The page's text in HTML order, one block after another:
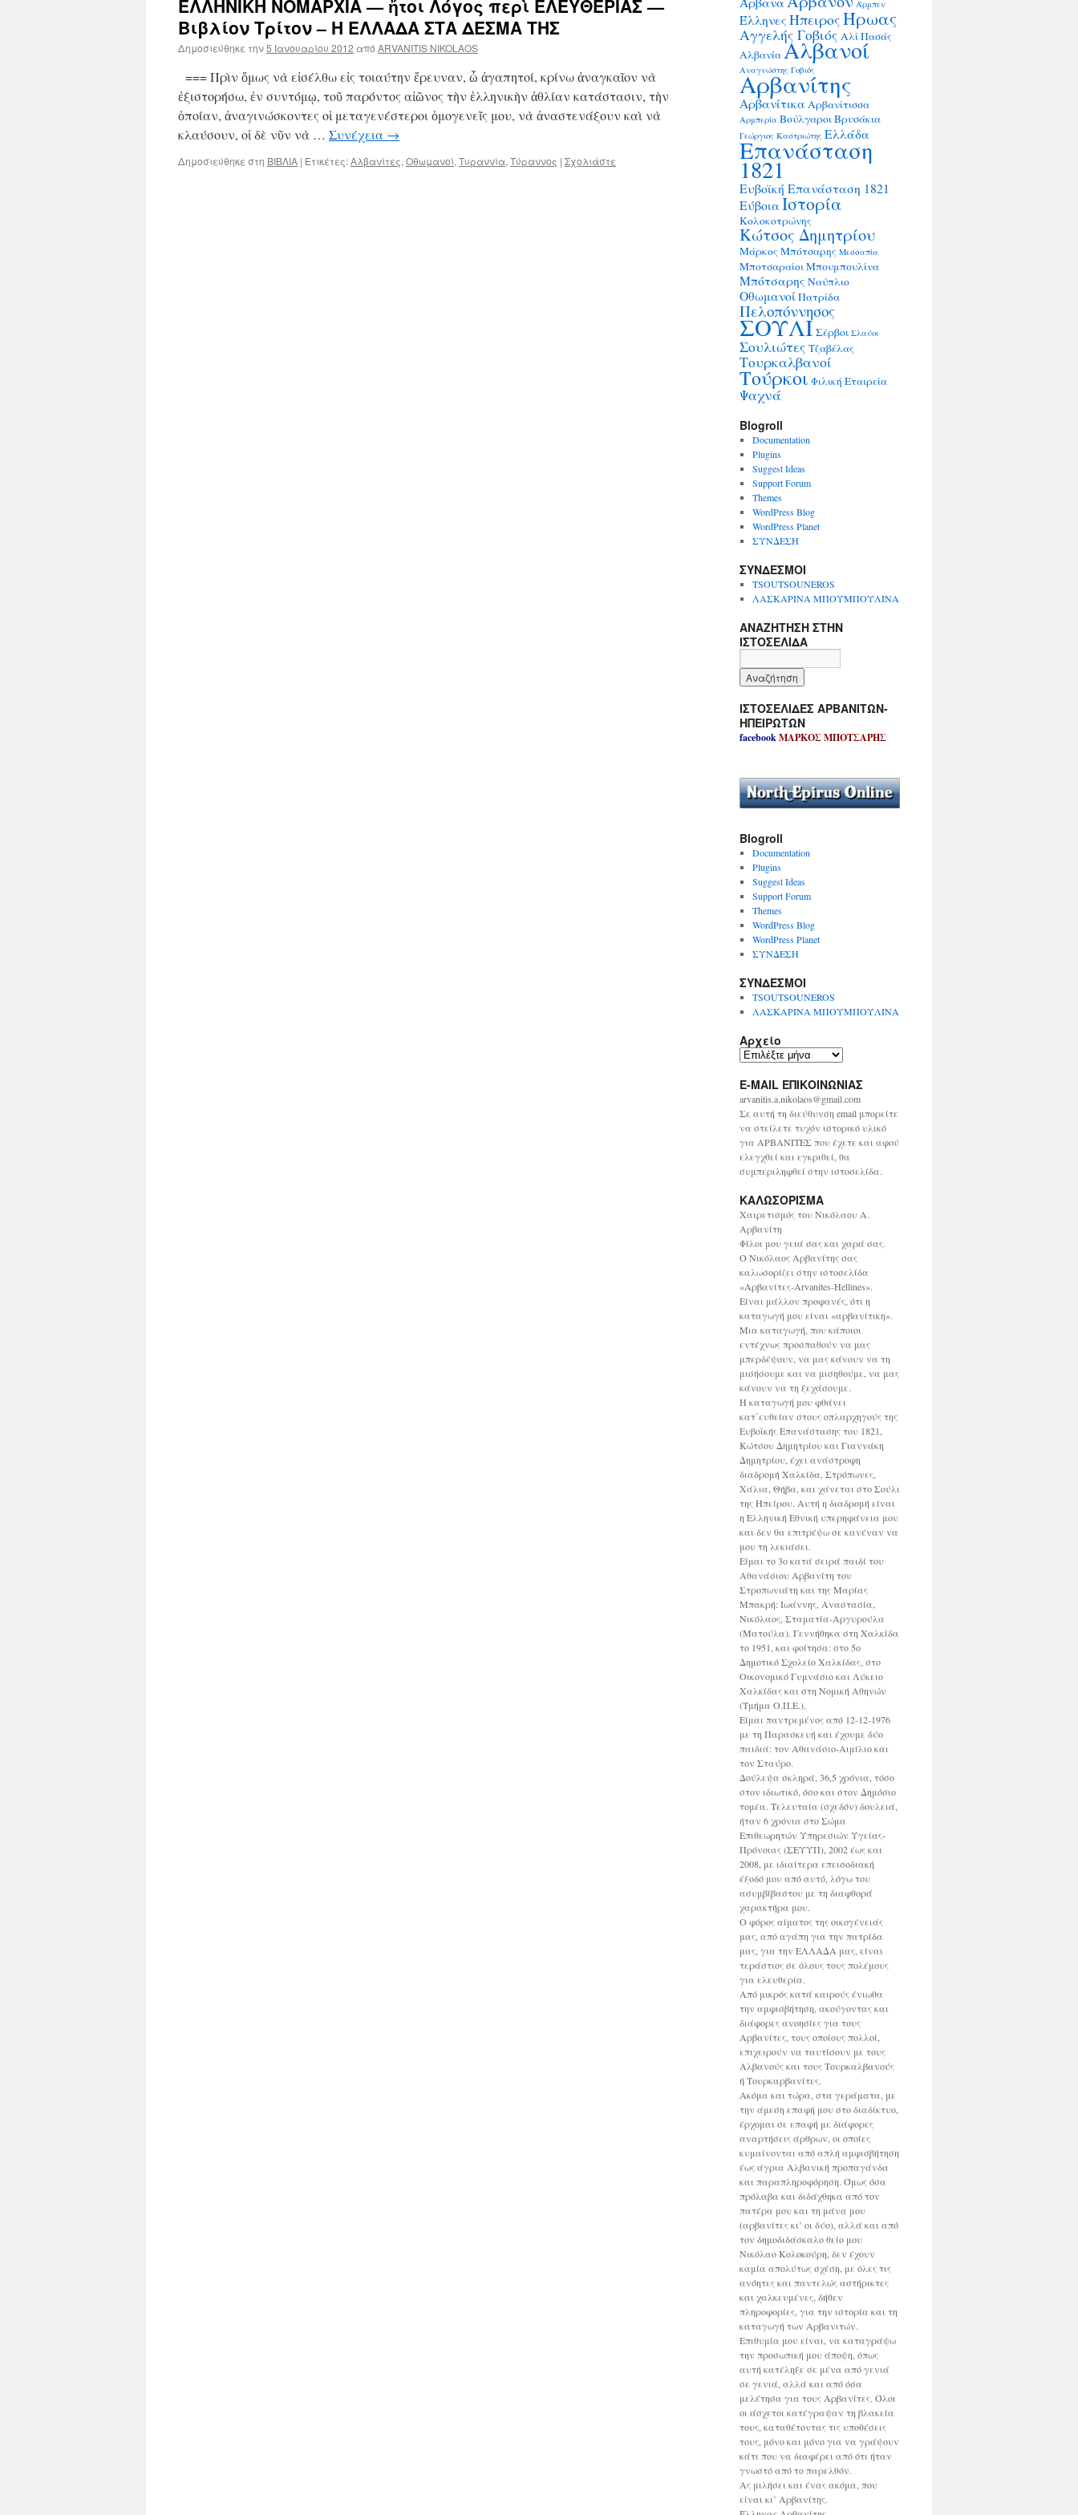
ΕΛΛΗΝΙΚΗ ΝΟΜΑΡΧΙΑ — ἤτοι Λόγος περὶ ΕΛΕΥΘΕΡΙΑΣ —
Βιβλίον Τρίτον – Η ΕΛΛΑΔΑ ΣΤΑ ΔΕΣΜΑ ΤΗΣ
Δημοσιεύθηκε την5 Ιανουαρίου 2012 από ARVANITIS NIKOLAOS
=== Πρὶν ὅμως νὰ εἰσέλθω εἰς τοιαύτην ἔρευναν, ὦ ἀγαπητοί, κρίνω ἀναγκαῖον νὰ
ἐξιστορήσω, ἐν συντόμῳ, τοῦ παρόντος αἰῶνος τὴν ἑλληνικὴν ἀθλίαν κατάστασιν, τὴν
ὁποίαν, ἀναγινώσκοντες οἱ μεταγενέστεροι ὁμογενεῖς μου, νὰ ἀναστενάξουν καὶ νὰ
κλαύσουν, οἱ δὲ νῦν νὰ … Συνέχεια →
Δημοσιεύθηκε στη ΒΙΒΛΙΑ | Ετικέτες:Αλβανίτες, Οθωμανοί, Τυραννία, Τύραννος | Σχολιάστε
Άρμπεν
Έλληνες ΉπειροςΉρωας
Αγγελής Γοβιός Αλί Πασάς
ΑλβανίαΑλβανοί
Αναγνώστης Γοβιός
Αρβανίτης
Αρβανίτικα Αρβανίτισσα
Αρμπερία ΒούλγαροιΒρυσάκια
Γεώργιος Καστριώτης Ελλάδα
Επανάσταση
1821
Ευβοϊκή Επανάσταση 1821
Εύβοια Ιστορία
Κολοκοτρώνης
Κώτσος Δημητρίου
Μάρκος Μπότσαρης Μεσσαπία
ΜποτσαραίοιΜπουμπουλίνα
Μπότσαρης Ναύπλιο
ΟθωμανοίΠατρίδα
Πελοπόννησος
ΣΟΥΛΙ Σέρβοι Σλαύοι
Σουλιώτες Τζαβέλας
Τουρκαλβανοί
Τούρκοι Φιλική Εταιρεία
Ψαχνά
Blogroll
Documentation
Plugins
Suggest Ideas
Support Forum
Themes
WordPress Blog
WordPress Planet
ΣΥΝΔΕΣΗ
ΣΥΝΔΕΣΜΟΙ
TSOUTSOUNEROS
ΛΑΣΚΑΡΙΝΑ ΜΠΟΥΜΠΟΥΛΙΝΑ
ΑΝΑΖΗΤΗΣΗ ΣΤΗΝ
ΙΣΤΟΣΕΛΙΔΑ
ΙΣΤΟΣΕΛΙΔΕΣ ΑΡΒΑΝΙΤΩΝ-
ΗΠΕΙΡΩΤΩΝ
facebookΜΑΡΚΟΣ ΜΠΟΤΣΑΡΗΣ
Blogroll
Documentation
Plugins
Suggest Ideas
Support Forum
Themes
WordPress Blog
WordPress Planet
ΣΥΝΔΕΣΗ
ΣΥΝΔΕΣΜΟΙ
TSOUTSOUNEROS
ΛΑΣΚΑΡΙΝΑ ΜΠΟΥΜΠΟΥΛΙΝΑ
Αρχείο
Α
χ
ε
ί
ο
E-MAIL ΕΠΙΚΟΙΝΩΝΙΑΣ
arvanitis.a.nikolaos@gmail.com
Σε αυτή τη διεύθυνση email μπορείτε
να στείλετε τυχόν ιστορικό υλικό
για ΑΡΒΑΝΙΤΕΣ που έχετε και αφού
ελεγχθεί και εγκριθεί, θα
συμπεριληφθεί στην ιστοσελίδα.
ΚΑΛΩΣΟΡΙΣΜΑ
Χαιρετισμός του Νικόλαου Α.
Αρβανίτη
Φίλοι μου γειά σας και χαρά σας.
Ο Νικόλαος Αρβανίτης σας
καλωσορίζει στην ιστοσελίδα
«Αρβανίτες-Arvanites-Hellines».
Είναι μάλλον προφανές, ότι η
καταγωγή μου είναι «αρβανίτικη».
Μια καταγωγή, που κάποιοι
εντέχνως προσπαθούν να μας
μπερδέψουν, να μας κάνουν να τη
μισήσουμε και να μισηθούμε, να μας
κάνουν να τη ξεχάσουμε.
Η καταγωγή μου φθάνει
κατ΄ευθείαν στους οπλαρχηγούς της
Ευβοϊκής Επανάστασης του 1821,
Κώτσου Δημητρίου και Γιαννάκη
Δημητρίου, έχει ανάστροφη
διαδρομή Χαλκίδα, Στρόπωνες,
Χάλια, Θήβα, και χάνεται στο Σούλι
της Ηπείρου. Αυτή η διαδρομή είναι
η Ελληνική Εθνική υπερηφάνεια μου
και δεν θα επιτρέψω σε κανέναν να
μου τη λεκιάσει.
Είμαι το 3ο κατά σειρά παιδί του
Αθανάσιου Αρβανίτη του
Στροπωνιάτη και της Μαρίας
Μπακρή: Ιωάννης, Αναστασία,
Νικόλαος, Σταματία-Αργυρούλα
(Ματούλα). Γεννήθηκα στη Χαλκίδα
το 1951, και φοίτησα: στο 5ο
Δημοτικό Σχολείο Χαλκίδας, στο
Οικονομικό Γυμνάσιο και Λύκειο
Χαλκίδας και στη Νομική Αθηνών
(Τμήμα Ο.Π.Ε.).
Είμαι παντρεμένος από 12-12-1976
με τη Παρασκευή και έχουμε δύο
παιδιά: τον Αθανάσιο-Αιμίλιο και
τον Σταύρο.
Δούλεψα σκληρά, 36,5 χρόνια, τόσο
στον ιδιωτικό, όσο και στον Δημόσιο
τομέα. Τελευταία (σχεδόν) δουλειά,
ήταν 6 χρόνια στο Σώμα
Επιθεωρητών Υπηρεσιών Υγείας-
Πρόνοιας (ΣΕΥΥΠ), 2002 έως και
2008, με ιδιαίτερα επεισοδιακή
έξοδό μου από αυτό, λόγω του
ασυμβίβαστου με τη διαφθορά
χαρακτήρα μου.
Ο φόρος αίματος της οικογένειάς
μας, από αγάπη για την πατρίδα
μας, για την ΕΛΛΑΔΑ μας, είναι
τεράστιος σε όλους τους πολέμους
για ελευθερία.
Από μικρός κατά καιρούς ένιωθα
την αμφισβήτηση, ακούγοντας και
διάφορες ανοησίες για τους
Αρβανίτες, τους οποίους πολλοί,
επιχειρούν να ταυτίσουν με τους
Αλβανούς και τους Τουρκαλβανούς
ή Τουρκαρβανίτες.
Ακόμα και τώρα, στα γεράματα, με
την άμεση επαφή μου στο διαδίκτυο,
έρχομαι σε επαφή με διάφορες
αναρτήσεις άρθρων, οι οποίες
κυμαίνονται από απλή αμφισβήτηση
έως άγρια Αλβανική προπαγάνδα
και παραπληροφόρηση. Όμως όσα
πρόλαβα και διδάχθηκα από τον
πατέρα μου και τη μάνα μου
(αρβανίτες κι’ οι δύο), αλλά και από
τον δημοδιδάσκαλο θείο μου
Νικόλαο Κολοκούρη, δεν έχουν
καμία απολύτως σχέση, με όλες τις
ανόητες και παντελώς αστήρικτες
και χαλκευμένες, δήθεν
πληροφορίες, για την ιστορία και τη
καταγωγή των Αρβανιτών.
Επιθυμία μου είναι, να καταγράψω
την προσωπική μου άποψη, όπως
αυτή κατέληξε σε μένα από γενιά
σε γενιά, αλλά και από όσα
μελέτησα για τους Αρβανίτες. Όλοι
οι άσχετοι κατέγραψαν τη βλακεία
τους, καταθέτοντας τις υποθέσεις
τους, μόνο και μόνο για να γράψουν
κάτι που να διαφέρει από ότι ήταν
γνωστό από το παρελθόν.
Ας μιλήσει και ένας ακόμα, που
είναι κι’ Αρβανίτης.